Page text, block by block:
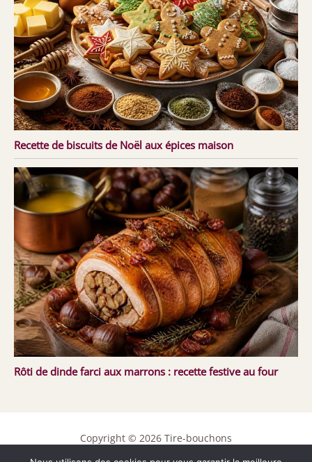
Recette de biscuits de Noël aux épices maison
Rôti de dinde farci aux marrons : recette festive au four
Copyright © 2026 Tire-bouchons